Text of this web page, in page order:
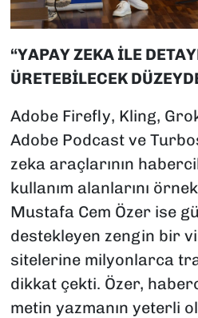
“YAPAY ZEKA İLE
ÜRETEBİLECEK
Adobe Firefly, Kling,
Adobe Podcast ve
zeka araçlarının
kullanım alanlarını
Mustafa Cem Özer ise
destekleyen zengin bir
sitelerine milyonlarca
dikkat çekti. Özer,
metin yazmanın yeterli